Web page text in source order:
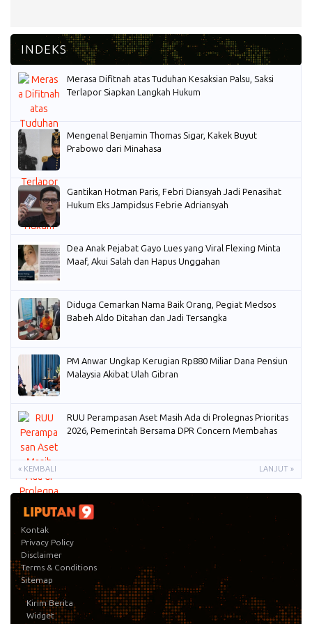
Merasa Difitnah atas Tuduhan Kesaksian Palsu, Saksi
Terlapor Siapkan Langkah Hukum
Mengenal Benjamin Thomas Sigar, Kakek Buyut
Prabowo dari Minahasa
Gantikan Hotman Paris, Febri Diansyah Jadi Penasihat
Hukum Eks Jampidsus Febrie Adriansyah
Dea Anak Pejabat Gayo Lues yang Viral Flexing Minta
Maaf, Akui Salah dan Hapus Unggahan
Diduga Cemarkan Nama Baik Orang, Pegiat Medsos
Babeh Aldo Ditahan dan Jadi Tersangka
PM Anwar Ungkap Kerugian Rp880 Miliar Dana Pensiun
Malaysia Akibat Ulah Gibran
RUU Perampasan Aset Masih Ada di Prolegnas Prioritas
2026, Pemerintah Bersama DPR Concern Membahas
« KEMBALI LANJUT »
Kontak
Privacy Policy
Disclaimer
Terms & Conditions
Sitemap
Kirim Berita
Widget